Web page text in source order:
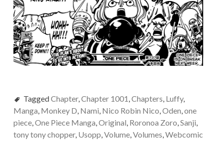
TaggedChapter, Chapter 1001 Chapters Luffy,
Manga Monkey D Nami Nico Robin Nico Oden one
piece, One Piece Manga Original Roronoa Zoro Sanji
tony tony chopper, Usopp Volume, Volumes Webcomic